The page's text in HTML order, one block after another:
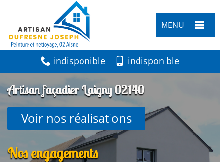
MENU
indisponible indisponible
Artisan façadier Laigny 02140
Voir nos réalisations
Nos engagements